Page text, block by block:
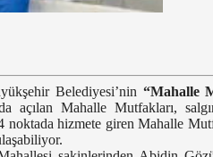
Belediyesi’nin “Mahalle
açılan Mahalle Mutfakları,
noktada hizmete giren Mahalle